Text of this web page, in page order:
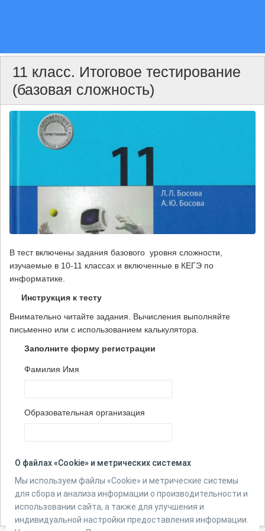
11 класс. Итоговое тестирование
(базовая сложность)
В тест включены задания базового уровня сложности,
изучаемые в 10-11 классах и включенные в КЕГЭ по
информатике.
Инструкция к тесту
Внимательно читайте задания. Вычисления выполняйте
письменно или с использованием калькулятора.
Заполните форму регистрации
Фамилия Имя
Образовательная организация
Количество вопросов в тесте:15
Автор: Босова Л.Л.
Источник: Информатика. 10 класс
О файлах «Cookie» и метрических системах
Мы используем файлы «Cookie» и метрические системы
для сбора и анализа информации о производительности и
использовании сайта, а также для улучшения и
индивидуальной настройки предоставления информации.